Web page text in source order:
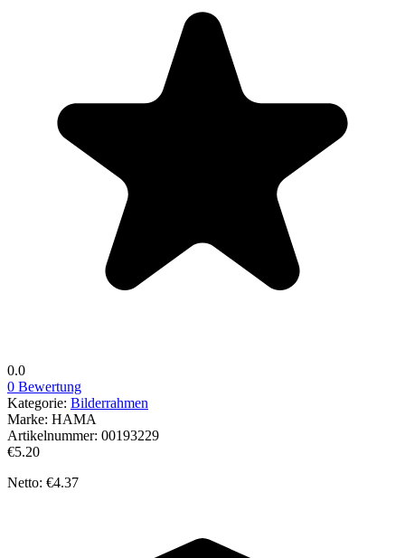
0.0
0 Bewertung
Kategorie: Bilderrahmen
Marke: HAMA
Artikelnummer: 00193229
€5.20
Netto: €4.37